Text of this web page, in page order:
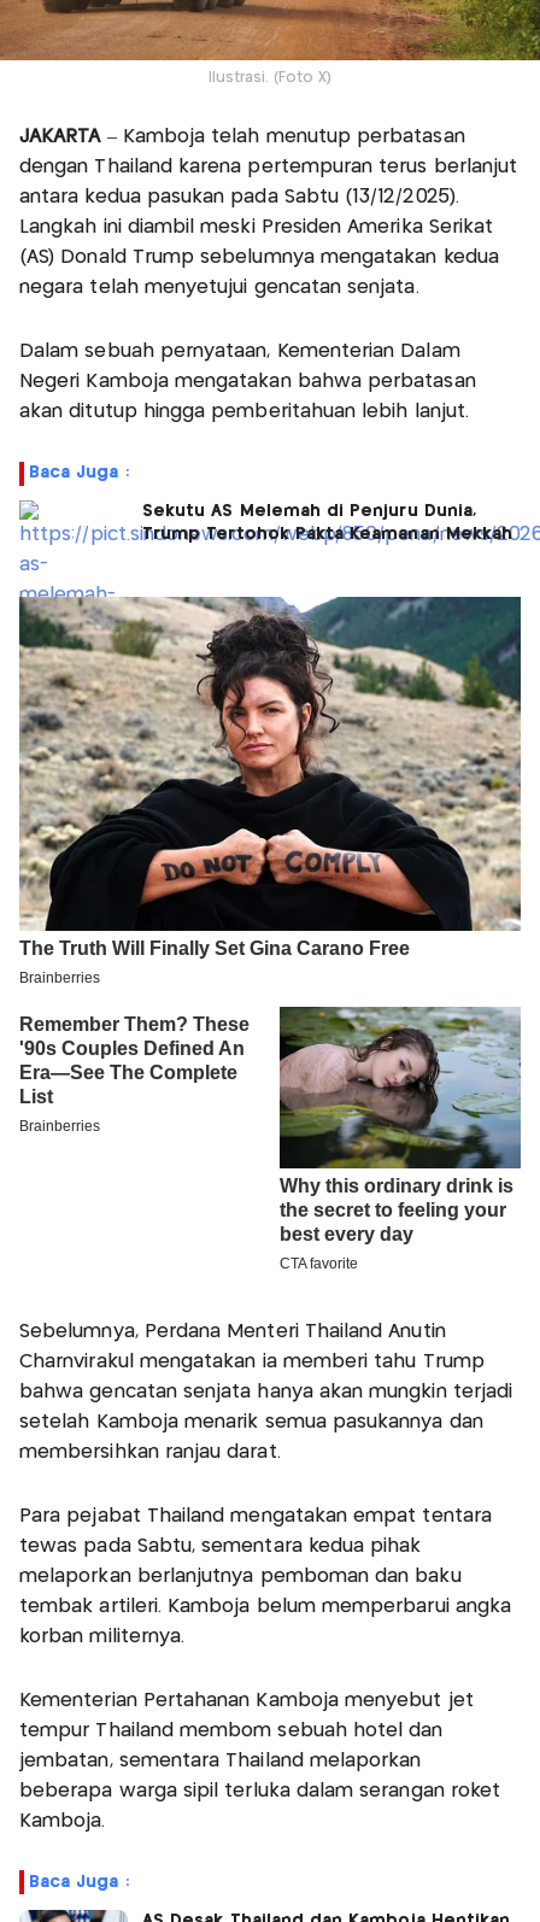
Ilustrasi. (Foto X)
JAKARTA– Kamboja telah menutup perbatasan
dengan Thailand karena pertempuran terus berlanjut
antara kedua pasukan pada Sabtu (13/12/2025).
Langkah ini diambil meski Presiden Amerika Serikat
(AS) Donald Trump sebelumnya mengatakan kedua
negara telah menyetujui gencatan senjata.
Dalam sebuah pernyataan, Kementerian Dalam
Negeri Kamboja mengatakan bahwa perbatasan
akan ditutup hingga pemberitahuan lebih lanjut.
Baca Juga :
Sekutu AS Melemah di Penjuru Dunia,
Trump Tertohok Pakta Keamanan Mekkah
Sebelumnya, Perdana Menteri Thailand Anutin
Charnvirakul mengatakan ia memberi tahu Trump
bahwa gencatan senjata hanya akan mungkin terjadi
setelah Kamboja menarik semua pasukannya dan
membersihkan ranjau darat.
Para pejabat Thailand mengatakan empat tentara
tewas pada Sabtu, sementara kedua pihak
melaporkan berlanjutnya pemboman dan baku
tembak artileri. Kamboja belum memperbarui angka
korban militernya.
Kementerian Pertahanan Kamboja menyebut jet
tempur Thailand membom sebuah hotel dan
jembatan, sementara Thailand melaporkan
beberapa warga sipil terluka dalam serangan roket
Kamboja.
Baca Juga :